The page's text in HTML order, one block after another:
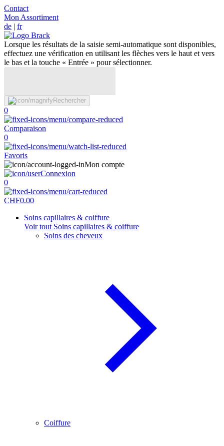
Contact
Mon Assortiment
de | fr
Lorsque les résultats de la saisie semi-automatique sont disponibles,
effectuez une vérification en utilisant les flèches vers le haut et vers
le bas et la touche « Entrée » pour sélectionner.
Rechercher
0
Comparaison
0
Favoris
Mon compte
Connexion
0
CHF0.00
Soins capillaires & coiffure
Voir tout Soins capillaires & coiffure
Soins des cheveux
Coiffure